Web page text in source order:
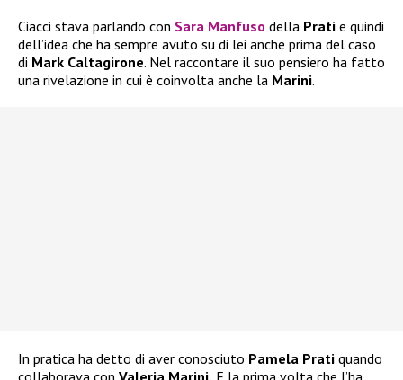
Ciacci stava parlando con Sara Manfuso della Prati e quindi
dell’idea che ha sempre avuto su di lei anche prima del caso
di Mark Caltagirone. Nel raccontare il suo pensiero ha fatto
una rivelazione in cui è coinvolta anche la Marini.
In pratica ha detto di aver conosciuto Pamela Prati quando
collaborava con Valeria Marini. E la prima volta che l’ha